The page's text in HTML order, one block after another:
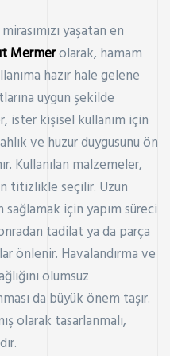
yaşatan en
Mermerolarak, hamam
hazır hale gelene
uygun şekilde
ister kişisel kullanım için
ve huzur duygusunu ön
Kullanılan malzemeler,
titizlikle seçilir. Uzun
için yapım süreci
tadilat ya da parça
önlenir. Havalandırma ve
olumsuz
da büyük önem taşır.
olarak tasarlanmalı,